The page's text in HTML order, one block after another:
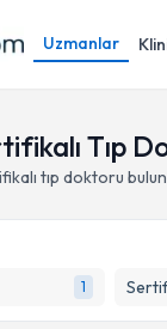
Uzmanlar
Tıp
tıp doktoru
1